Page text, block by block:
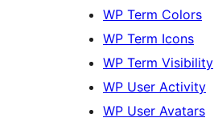
WP Term Colors
WP Term Icons
WP Term Visibility
WP User Activity
WP User Avatars